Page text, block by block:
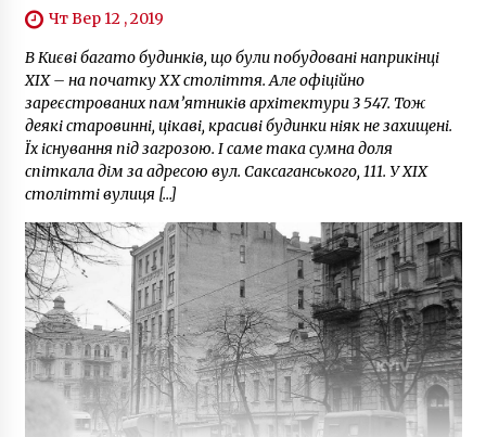
Чт Вер 12 , 2019
В Києві багато будинків, що були побудовані наприкінці
XIX – на початку ХХ століття. Але офіційно
зареєстрованих пам’ятників архітектури 3 547. Тож
деякі старовинні, цікаві, красиві будинки ніяк не захищені.
Їх існування під загрозою. І саме така cумна доля
спіткала дім за адресою вул. Саксаганського, 111. У XIX
столітті вулиця […]